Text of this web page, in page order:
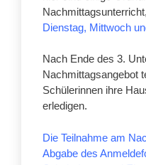
Dienstag, Mittwoch
Nach Ende des 3.
Nachmittagsangebot
Schülerinnen ihre
erledigen.
Die Teilnahme am
Abgabe des